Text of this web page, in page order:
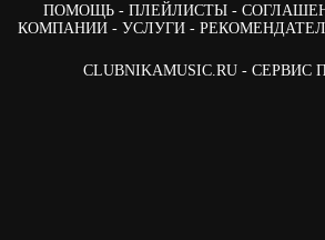
ПОМОЩЬ ПЛЕЙЛИСТЫ
КОМПАНИИ
УСЛУГИ
CLUBNIKAMUSIC.RU -